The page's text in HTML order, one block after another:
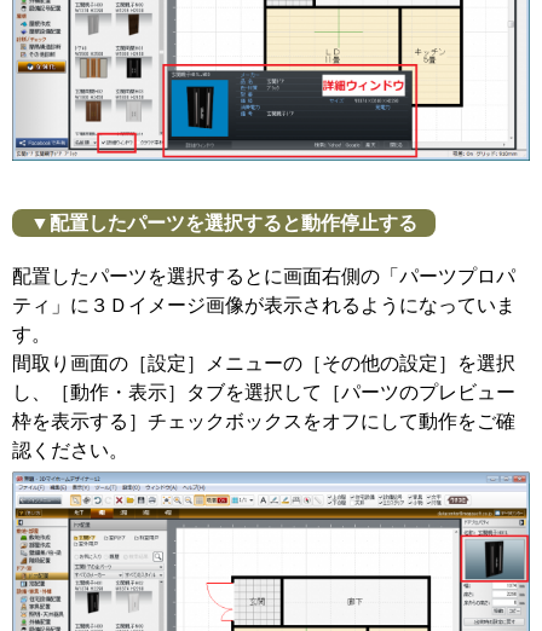
▼配置したパーツを選択すると動作停止する
配置したパーツを選択するとに画面右側の「パーツプロパ
ティ」に３Ｄイメージ画像が表示されるようになっていま
す。
間取り画面の［設定］メニューの［その他の設定］を選択
し、［動作・表示］タブを選択して［パーツのプレビュー
枠を表示する］チェックボックスをオフにして動作をご確
認ください。